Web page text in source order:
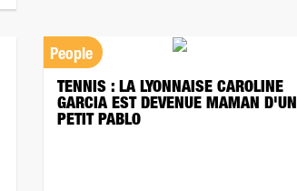
People
TENNIS : LA LYONNAISE CAROLINE
GARCIA EST DEVENUE MAMAN D'UN
PETIT PABLO